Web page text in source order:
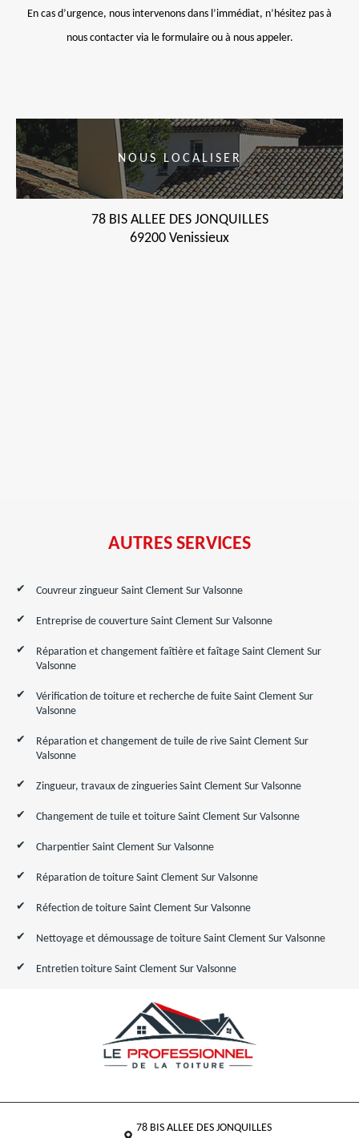
En cas d’urgence, nous intervenons dans l’immédiat, n’hésitez pas à
nous contacter via le formulaire ou à nous appeler.
NOUS LOCALISER
78 BIS ALLEE DES JONQUILLES
69200 Venissieux
AUTRES SERVICES
Couvreur zingueur Saint Clement Sur Valsonne
Entreprise de couverture Saint Clement Sur Valsonne
Réparation et changement faîtière et faîtage Saint Clement Sur
Valsonne
Vérification de toiture et recherche de fuite Saint Clement Sur
Valsonne
Réparation et changement de tuile de rive Saint Clement Sur
Valsonne
Zingueur, travaux de zingueries Saint Clement Sur Valsonne
Changement de tuile et toiture Saint Clement Sur Valsonne
Charpentier Saint Clement Sur Valsonne
Réparation de toiture Saint Clement Sur Valsonne
Réfection de toiture Saint Clement Sur Valsonne
Nettoyage et démoussage de toiture Saint Clement Sur Valsonne
Entretien toiture Saint Clement Sur Valsonne
78 BIS ALLEE DES JONQUILLES